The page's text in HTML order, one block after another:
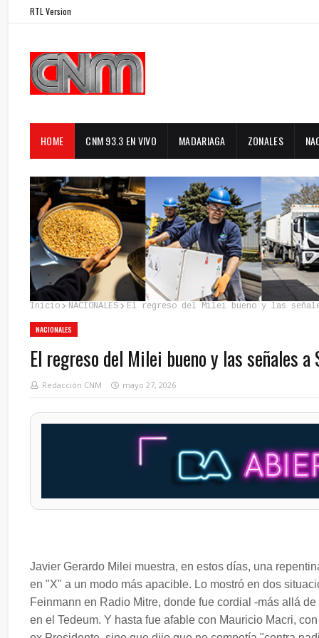
RTL Version
HOME CNM 93.3 EN VIVO MADARIAGA ZONALES
Inicio NACIONALES El regreso del Milei bueno y las
NACIONALES
El regreso del Milei bueno y las señales
Redacción CNM mayo 27, 2026
Javier Gerardo Milei muestra, en estos días, una
en "X" a un modo más apacible. Lo mostró en dos
Feinmann en Radio Mitre, donde fue cordial -más allá
en el Tedeum. Y hasta fue afable con Mauricio Macri,